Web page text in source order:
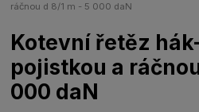
ráčnou d 8/1 m - 5 000 daN
Kotevní řetěz
pojistkou a
000 daN